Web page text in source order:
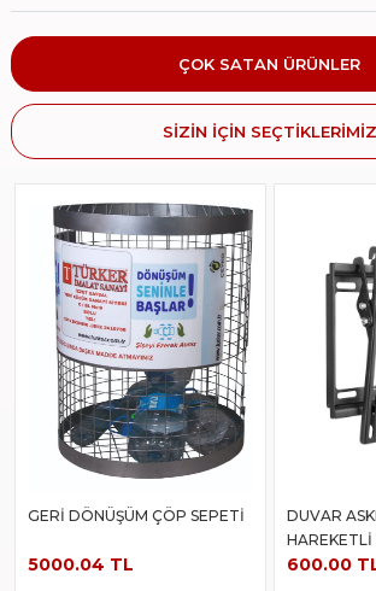
ÇOK SATAN ÜRÜNLER
SİZİN İÇİN SEÇTİKLERİMİZ
GERİ DÖNÜŞÜM ÇÖP SEPETİ
5000.04 TL
DUVAR
600.00